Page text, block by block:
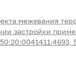
межевания
застройки